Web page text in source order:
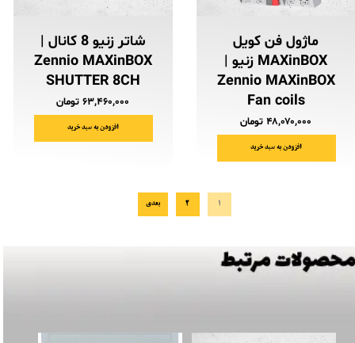
ماژول فن کویل
MAXinBOX زنیو |
Zennio MAXinBOX
Fan coils
۴۸,۰۷۰,۰۰۰ تومان
افزودن به سبد خرید
شاتر زنیو 8 کانال |
Zennio MAXinBOX
SHUTTER 8CH
۶۳,۴۶۰,۰۰۰ تومان
افزودن به سبد خرید
۱ ۲ بعدی